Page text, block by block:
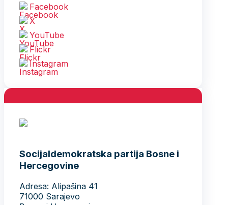
Facebook
X
YouTube
Flickr
Instagram
Socijaldemokratska partija Bosne i
Hercegovine
Adresa: Alipašina 41
71000 Sarajevo